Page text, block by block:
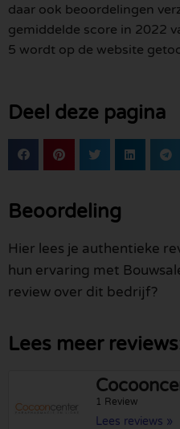
daar ook beoordelingen
gemiddelde score in 2022
5 wordt op de website
Deel deze pagina
Beoordeling
Hier lees je authentieke
hun ervaring met
review over dit bedrijf?
Lees meer
1 Review
Lees reviews »